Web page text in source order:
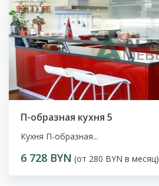
П-образная кухня 5
Кухня П-образная...
6 728 BYN (от 280 BYN в месяц)